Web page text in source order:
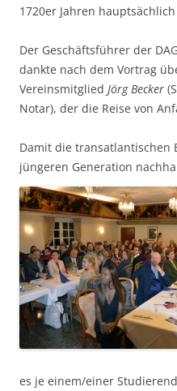
1720er Jahren
Der Geschäftsführer der
dankte nach dem Vortrag
Vereinsmitglied Jörg Becker
Notar), der die Reise von
Damit die transatlantischen
jüngeren Generation
es je einem/einer